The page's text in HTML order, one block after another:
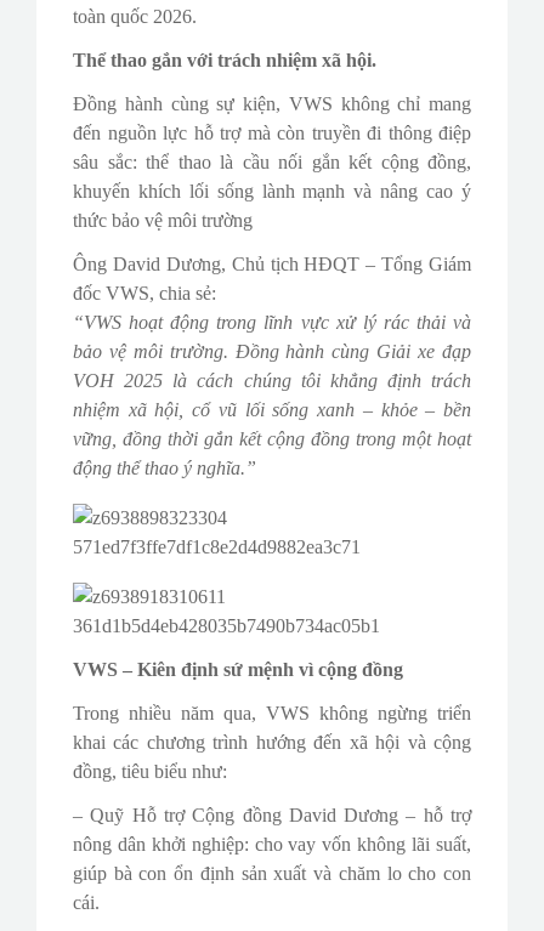
toàn quốc 2026.
Thể thao gắn với trách nhiệm xã hội.
Đồng hành cùng sự kiện, VWS không chỉ mang
đến nguồn lực hỗ trợ mà còn truyền đi thông điệp
sâu sắc: thể thao là cầu nối gắn kết cộng đồng,
khuyến khích lối sống lành mạnh và nâng cao ý
thức bảo vệ môi trường
Ông David Dương, Chủ tịch HĐQT – Tổng Giám
đốc VWS, chia sẻ:
“VWS hoạt động trong lĩnh vực xử lý rác thải và
bảo vệ môi trường. Đồng hành cùng Giải xe đạp
VOH 2025 là cách chúng tôi khẳng định trách
nhiệm xã hội, cổ vũ lối sống xanh – khỏe – bền
vững, đồng thời gắn kết cộng đồng trong một hoạt
động thể thao ý nghĩa.”
VWS – Kiên định sứ mệnh vì cộng đồng
Trong nhiều năm qua, VWS không ngừng triển
khai các chương trình hướng đến xã hội và cộng
đồng, tiêu biểu như:
– Quỹ Hỗ trợ Cộng đồng David Dương – hỗ trợ
nông dân khởi nghiệp: cho vay vốn không lãi suất,
giúp bà con ổn định sản xuất và chăm lo cho con
cái.